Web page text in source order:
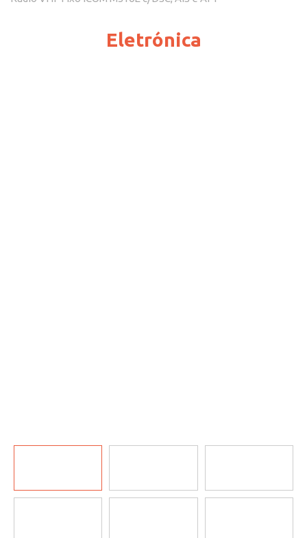
Eletrónica